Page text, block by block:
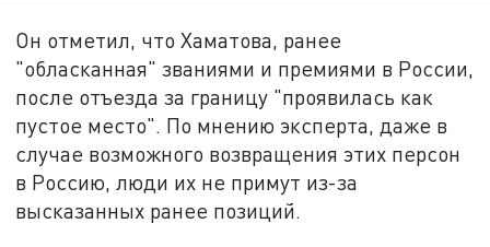
Он отметил, что Хаматова, ранее
"обласканная" званиями и премиями в России,
после отъезда за границу "проявилась как
пустое место". По мнению эксперта, даже в
случае возможного возвращения этих персон
в Россию, люди их не примут из-за
высказанных ранее позиций.